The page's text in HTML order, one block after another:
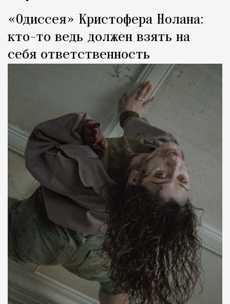
«Одиссея» Кристофера Нолана:
кто-то ведь должен взять на
себя ответственность